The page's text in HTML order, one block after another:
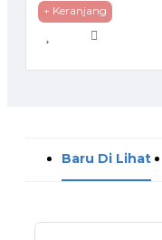
+ Keranjang
Baru Di Lihat